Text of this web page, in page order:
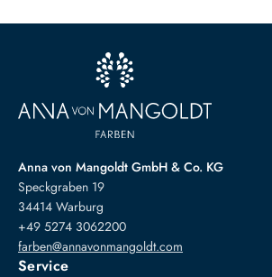
Anna von Mangoldt GmbH & Co. KG
Speckgraben 19
34414 Warburg
+49 5274 3062200
farben@annavonmangoldt.com
Service